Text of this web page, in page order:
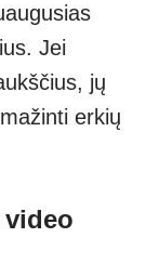
Jei
jų
erkių
video